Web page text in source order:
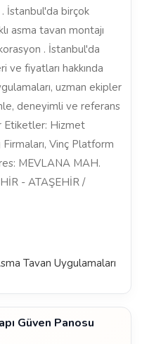
İstanbul'da birçok
asma tavan montajı
. İstanbul'da
ve fiyatları hakkında
uzman ekipler
deneyimli ve referans
Etiketler: Hizmet
Vinç Platform
MEVLANA MAH.
- ATAŞEHİR /
Tavan Uygulamaları
Güven Panosu